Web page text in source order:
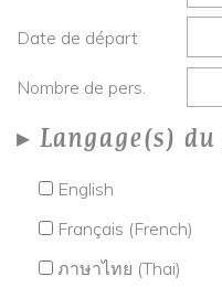
Date de départ
Nombre de pers.
Langage(s)
English
Français (French)
ภาษาไทย (Thai)